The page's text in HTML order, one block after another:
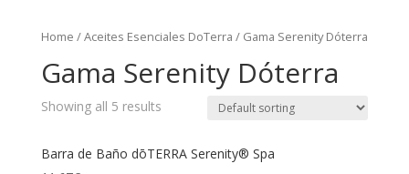
Home /Aceites Esenciales DoTerra / Gama Serenity Dóterra
Gama Serenity Dóterra
Showing all 5 results
Barra de Baño dōTERRA Serenity® Spa